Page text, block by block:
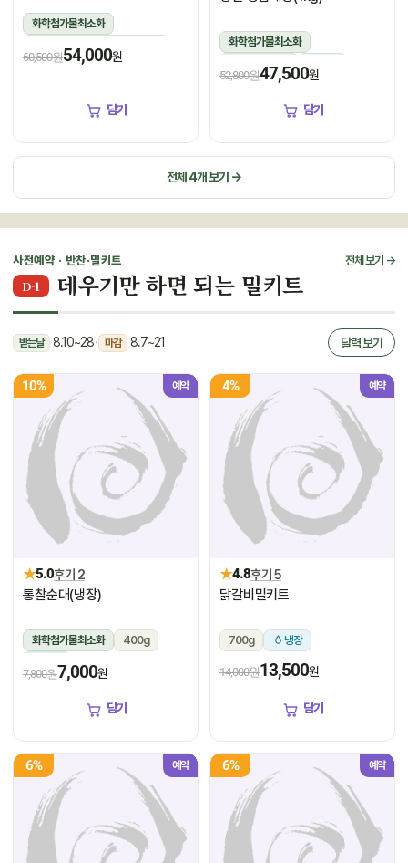
화학첨가물최소화
냉장
60,500원54,000원
담기
화학첨가물최소화
52,800원47,500원
담기
전체 4개 보기 →
사전예약 · 반찬·밀키트 전체 보기 →
D-1 데우기만 하면 되는 밀키트
받는날 8.10~28· 마감 8.7~21 달력 보기
10% 예약
★5.0후기 2
통찰순대(냉장)
화학첨가물최소화
400g
냉장
7,800원7,000원
담기
4% 예약
★4.8후기 5
닭갈비밀키트
700g 냉장
14,000원13,500원
담기
6% 예약 6% 예약